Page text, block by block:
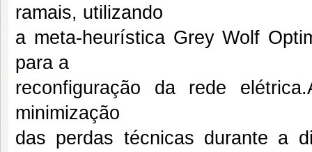
ramais, utilizando
a meta-heurística Grey Wolf
para a
reconfiguração da rede
minimização
das perdas técnicas durante a